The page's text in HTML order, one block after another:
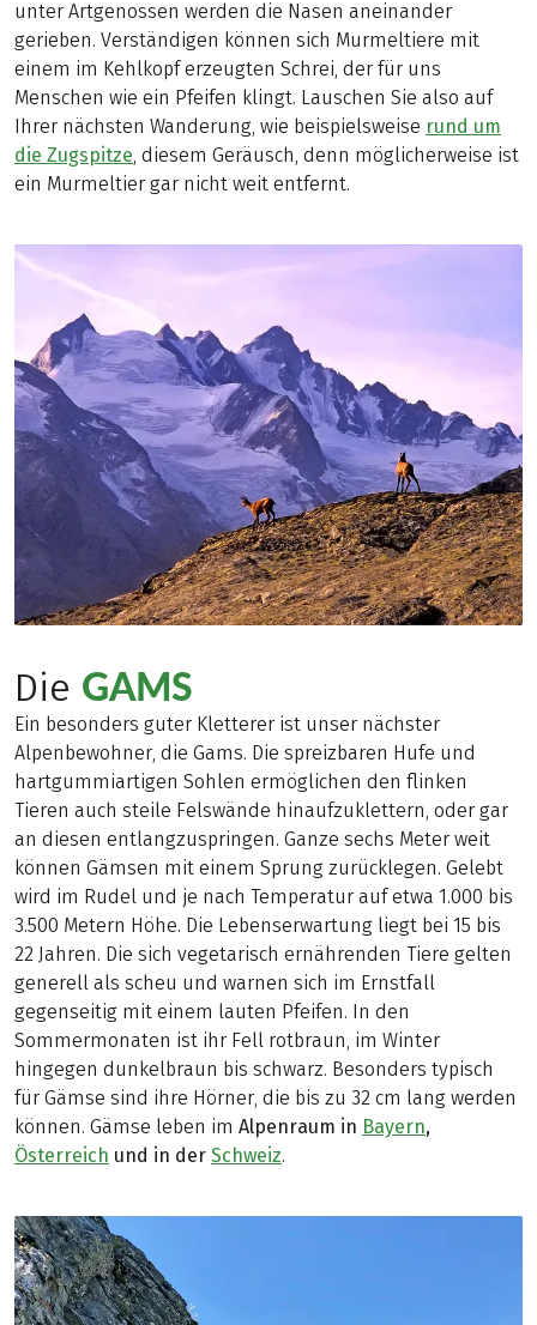
unter Artgenossen werden die Nasen aneinander
gerieben. Verständigen können sich Murmeltiere mit
einem im Kehlkopf erzeugten Schrei, der für uns
Menschen wie ein Pfeifen klingt. Lauschen Sie also auf
Ihrer nächsten Wanderung, wie beispielsweise rund um
die Zugspitze , diesem Geräusch, denn möglicherweise ist
ein Murmeltier gar nicht weit entfernt.
Die GAMS
Ein besonders guter Kletterer ist unser nächster
Alpenbewohner, die Gams. Die spreizbaren Hufe und
hartgummiartigen Sohlen ermöglichen den flinken
Tieren auch steile Felswände hinaufzuklettern, oder gar
an diesen entlangzuspringen. Ganze sechs Meter weit
können Gämsen mit einem Sprung zurücklegen. Gelebt
wird im Rudel und je nach Temperatur auf etwa 1.000 bis
3.500 Metern Höhe. Die Lebenserwartung liegt bei 15 bis
22 Jahren. Die sich vegetarisch ernährenden Tiere gelten
generell als scheu und warnen sich im Ernstfall
gegenseitig mit einem lauten Pfeifen. In den
Sommermonaten ist ihr Fell rotbraun, im Winter
hingegen dunkelbraun bis schwarz. Besonders typisch
für Gämse sind ihre Hörner, die bis zu 32 cm lang werden
können. Gämse leben im Alpenraum in Bayern,
Österreich und in der Schweiz.